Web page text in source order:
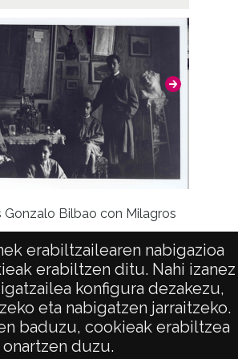
erabiltzailearen nabigazioa
erabiltzen ditu. Nahi izanez
konfigura dezakezu,
eta nabigatzen jarraitzeko.
baduzu, cookieak erabiltzea
onartzen duzu.
148
de las imágenes
SA 4.0
Gonzalo Bilbao con Milagros